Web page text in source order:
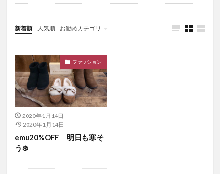
新着順 人気順 お勧めカテゴリ
イベント
サーフィンスクール
ファッション
2020年1月14日
2020年1月14日
emu20%OFF 明日も寒そ
う❄️